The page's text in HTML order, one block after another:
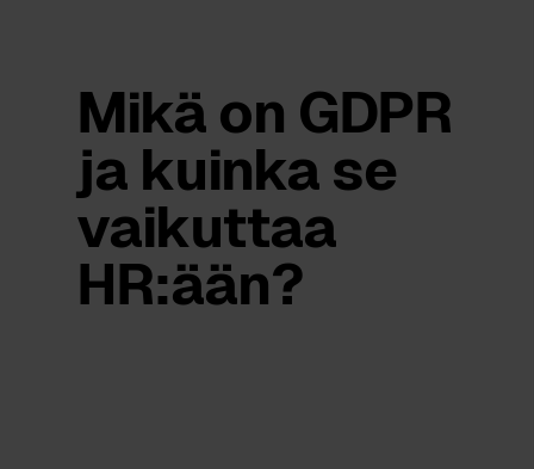
Mikä on GDPR
ja kuinka se
vaikuttaa
HR:ään?